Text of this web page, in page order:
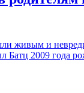
живым и
Батц 2009